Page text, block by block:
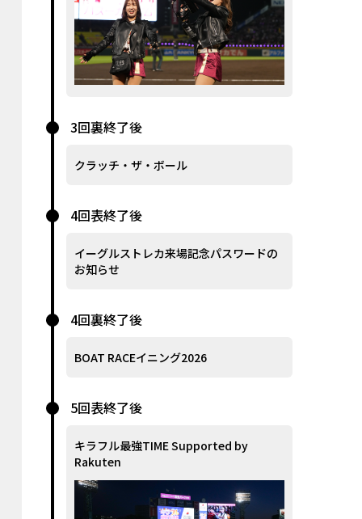
3回裏終了後
クラッチ・ザ・ボール
4回表終了後
イーグルストレカ来場記念パスワードの
お知らせ
4回裏終了後
BOAT RACEイニング2026
5回表終了後
キラフル最強TIME Supported by
Rakuten